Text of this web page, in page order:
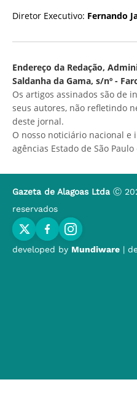
Diretor Executivo: Fernando
Endereço da Redação,
Saldanha da Gama, s/nº -
Os artigos assinados são de
seus autores, não refletindo
deste jornal.
O nosso noticiário nacional
agências Estado de São
Gazeta de Alagoas Ltda Ⓒ
reservados
developed by Mundiware |